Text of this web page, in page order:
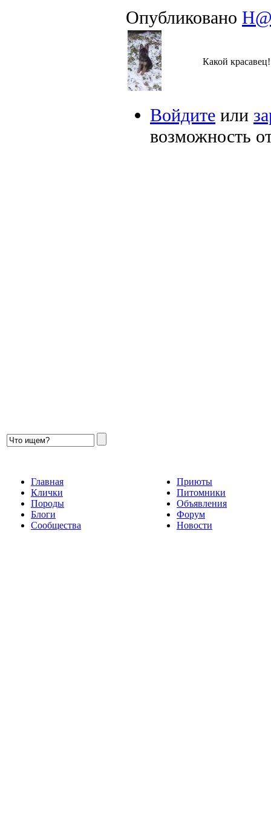
Опубликовано
Какой
Войдите или
возможность
Главная
Клички
Породы
Блоги
Сообщества
Приюты
Питомники
Объявления
Форум
Новости